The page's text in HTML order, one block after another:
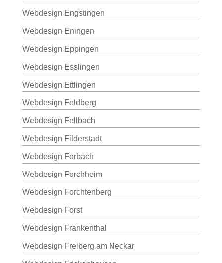
Webdesign Engstingen
Webdesign Eningen
Webdesign Eppingen
Webdesign Esslingen
Webdesign Ettlingen
Webdesign Feldberg
Webdesign Fellbach
Webdesign Filderstadt
Webdesign Forbach
Webdesign Forchheim
Webdesign Forchtenberg
Webdesign Forst
Webdesign Frankenthal
Webdesign Freiberg am Neckar